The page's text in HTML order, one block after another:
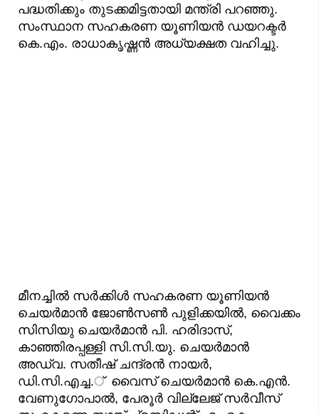
പദ്ധതിക്കും തുടക്കമിട്ടതായി മന്ത്രി പറഞ്ഞു.
സംസ്ഥാന സഹകരണ യൂണിയൻ ഡയറക്ടർ
കെ.എം. രാധാകൃഷ്ണൻ അധ്യക്ഷത വഹിച്ചു.
മീനച്ചിൽ സർക്കിൾ സഹകരണ യൂണിയൻ
ചെയർമാൻ ജോൺസൺ പുളിക്കയിൽ, വൈക്കം
സിസിയു ചെയർമാൻ പി. ഹരിദാസ്,
കാഞ്ഞിരപ്പള്ളി സി.സി.യു. ചെയർമാൻ
അഡ്വ. സതീഷ് ചന്ദ്രൻ നായർ,
ഡി.സി.എച്ച.് വൈസ് ചെയർമാൻ കെ.എൻ.
വേണുഗോപാൽ, പേരൂർ വില്ലേജ് സർവീസ്